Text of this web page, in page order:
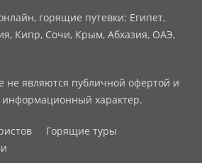
горящие путевки: Египет,
Кипр, Сочи, Крым, Абхазия, ОАЭ,
не являются публичной офертой и
информационный характер.
Горящие туры